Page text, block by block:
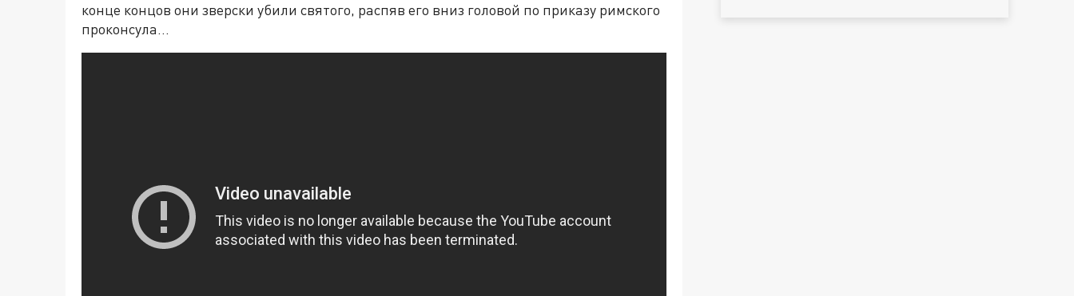
конце концов они зверски убили святого, распяв его вниз головой по приказу римского
проконсула...